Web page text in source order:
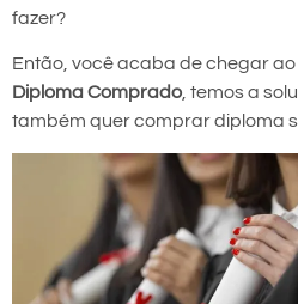
fazer?
Então, você acaba de chegar
Diploma Comprado, temos a
também quer comprar diploma